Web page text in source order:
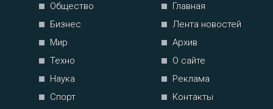
Общество
Бизнес
Мир
Техно
Наука
Спорт
Главная
Лента новостей
Архив
О сайте
Реклама
Контакты